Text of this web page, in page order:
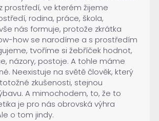
prostředí, ve kterém žijeme
rodina, práce, škola,
nás formuje, protože zkrátka
how se narodíme a s prostředím
tvoříme si žebříček hodnot,
názory, postoje. A tohle máme
Neexistuje na světě člověk, který
zkušenosti, stejnou
A mimochodem, to, že to
je pro nás obrovská výhra
o tom jindy.